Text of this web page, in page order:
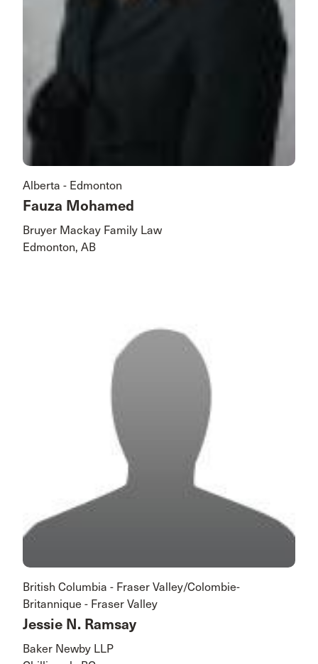
Alberta - Edmonton
Fauza Mohamed
Bruyer Mackay Family Law
Edmonton, AB
British Columbia - Fraser Valley/Colombie-
Britannique - Fraser Valley
Jessie N. Ramsay
Baker Newby LLP